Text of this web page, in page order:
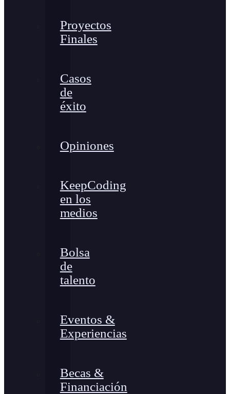
Proyectos
Finales
Casos
de
éxito
Opiniones
KeepCoding
en los
medios
Bolsa
de
talento
Eventos &
Experiencias
Becas &
Financiación